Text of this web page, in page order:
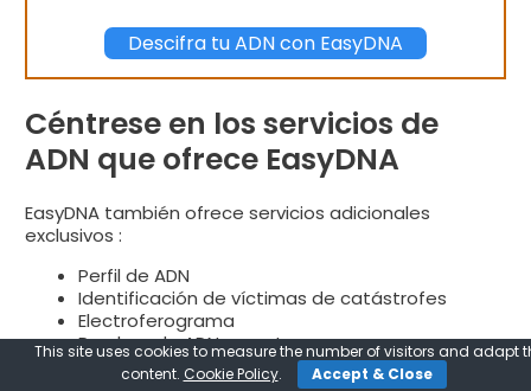
Descifra tu ADN con EasyDNA
Céntrese en los servicios de
ADN que ofrece EasyDNA
EasyDNA también ofrece servicios adicionales
exclusivos :
Perfil de ADN
Identificación de víctimas de catástrofes
Electroferograma
Pruebas de ADN urgentes
This site uses cookies to measure the number of visitors and adapt
content. Cookie Policy. Accept & Close